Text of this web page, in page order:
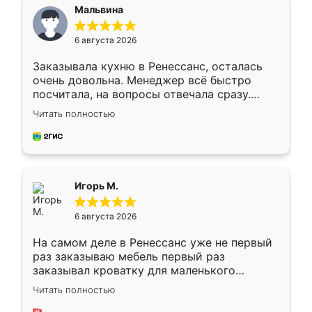
Мальвина
6 августа 2026
Заказывала кухню в Ренессанс, осталась
очень довольна. Менеджер всё быстро
посчитала, на вопросы отвечала сразу.
Замерщик приехал в субботу, подошёл к
делу со всей ответственностью. Собрали
за день, ребята работали аккуратно, даже
Читать полностью
Игорь М.
6 августа 2026
На самом деле в Ренессанс уже не первый
раз заказываю мебель первый раз
заказывал кроватку для маленького
ребёнка при его рождении ,во второй раз
заказал шкаф-купе. По качеству очень
Читать полностью